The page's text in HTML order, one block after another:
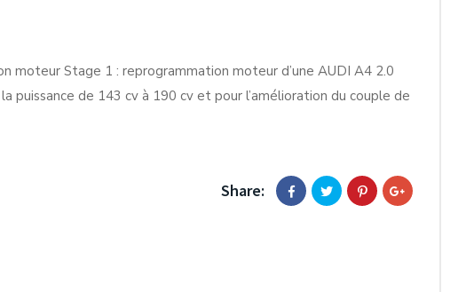
moteur Stage 1 : reprogrammation moteur d’une AUDI A4 2.0
puissance de 143 cv à 190 cv et pour l’amélioration du couple de
Share: